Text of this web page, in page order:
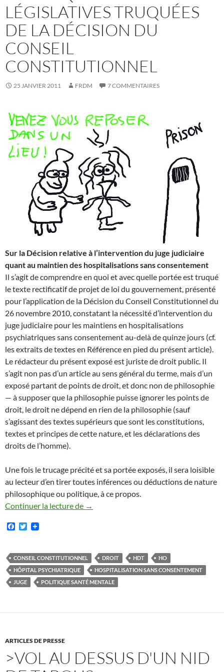
LÉGISLATIVES TRUQUÉES
DE LA DÉCISION DU
CONSEIL
CONSTITUTIONNEL
25 JANVIER 2011 FRDM 7 COMMENTAIRES
Sur la Décision relative à l’intervention du juge judiciaire
quant au maintien des hospitalisations sans consentement
Il s’agit de comprendre en quoi et avec quelle portée est truqué
le texte rectificatif de projet de loi du gouvernement, présenté
pour l’application de la Décision du Conseil Constitutionnel du
26 novembre 2010, constatant la nécessité d’intervention du
juge judiciaire pour les maintiens en hospitalisations
psychiatriques sans consentement au-delà de quinze jours (cf.
les extraits de textes en Référence en pied du présent article).
Le rédacteur du présent exposé est juriste de droit public. Il
s’agit non pas d’un article au sens général du terme, mais d’un
exposé partant de points de droit, et donc non de philosophie
— à supposer que la philosophie puisse ignorer les points de
droit, le droit ne dépend en rien de la philosophie (sauf
s’agissant des textes supérieurs que sont les constitutions,
textes et principes de cette nature, et les déclarations des
droits de l’homme).
Une fois le trucage précité et sa portée exposés, il sera loisible
au lecteur d’en tirer toutes inférences ou déductions de nature
philosophique ou politique, à ce propos.
Continuer la lecture de >Un point sur : les conséquences
→
F
b
o
o
k
T
t
e
r
CONSEIL CONSTITUTIONNEL DROIT HDT
HO
HÔPITAL PSYCHIATRIQUE
HOSPITALISATION SANS CONSENTEMENT
JUGE
POLITIQUE SANTÉ MENTALE
ARTICLES DE PRESSE
>VOL AU DESSUS D'UN NID